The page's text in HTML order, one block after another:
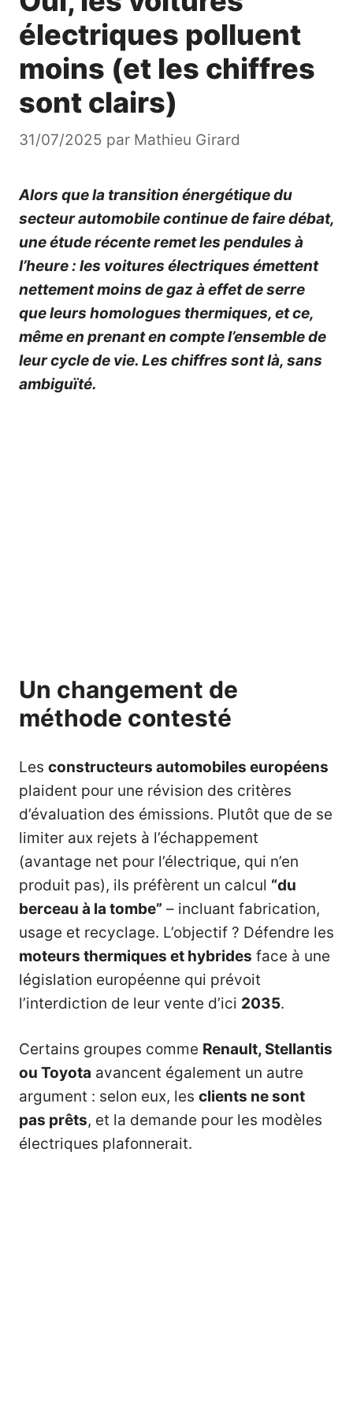
électriques polluent
moins (et les chiffres
sont clairs)
31/07/2025 par Mathieu Girard
Alors que la transition énergétique du
secteur automobile continue de faire débat,
une étude récente remet les pendules à
l’heure : les voitures électriques émettent
nettement moins de gaz à effet de serre
que leurs homologues thermiques, et ce,
même en prenant en compte l’ensemble de
leur cycle de vie. Les chiffres sont là, sans
ambiguïté.
Un changement de
méthode contesté
Les constructeurs automobiles européens
plaident pour une révision des critères
d’évaluation des émissions. Plutôt que de se
limiter aux rejets à l’échappement
(avantage net pour l’électrique, qui n’en
produit pas), ils préfèrent un calcul “du
berceau à la tombe” – incluant fabrication,
usage et recyclage. L’objectif ? Défendre les
moteurs thermiques et hybrides face à une
législation européenne qui prévoit
l’interdiction de leur vente d’ici 2035.
Certains groupes comme Renault, Stellantis
ou Toyota avancent également un autre
argument : selon eux, les clients ne sont
pas prêts, et la demande pour les modèles
électriques plafonnerait.